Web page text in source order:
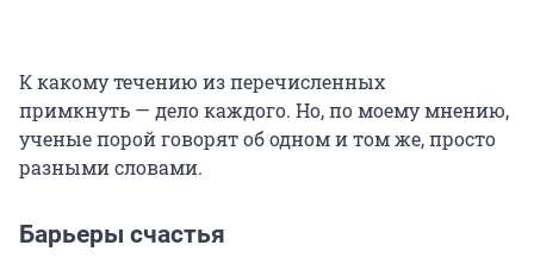
К какому течению из перечисленных
примкнуть — дело каждого. Но, по моему мнению,
ученые порой говорят об одном и том же, просто
разными словами.
Барьеры счастья